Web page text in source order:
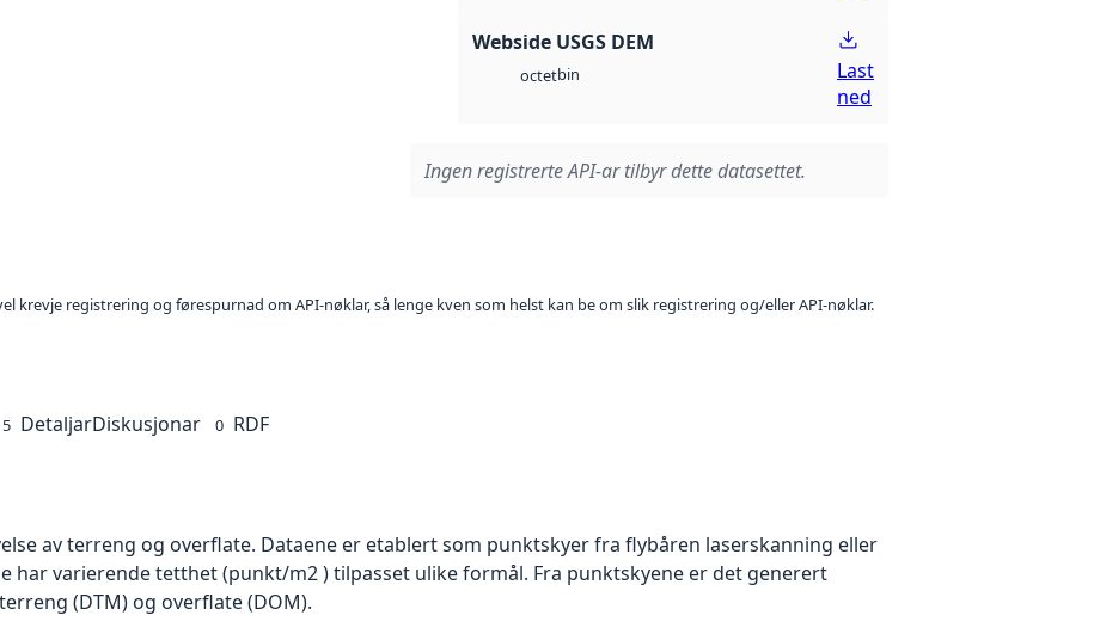
Webside USGS DEM
octetbin
Last
ned
Ingen registrerte API-ar tilbyr dette datasettet.
krevje registrering og førespurnad om API-nøklar, så lenge kven som helst kan be om slik registrering og/eller API-nøklar.
5 DetaljarDiskusjonar 0 RDF
av terreng og overflate. Dataene er etablert som punktskyer fra flybåren laserskanning eller
har varierende tetthet (punkt/m2 ) tilpasset ulike formål. Fra punktskyene er det generert
(DTM) og overflate (DOM).